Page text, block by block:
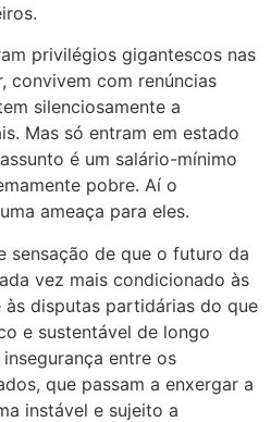
privilégios gigantescos nas
convivem com renúncias
silenciosamente a
Mas só entram em estado
é um salário-mínimo
pobre. Aí o
ameaça para eles.
sensação de que o futuro da
vez mais condicionado às
disputas partidárias do que
e sustentável de longo
entre os
que passam a enxergar a
instável e sujeito a